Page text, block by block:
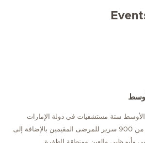
الأوسط ستة مستشفيات في دولة الإمارات
العربية المتحدة مع أكثر من 900 سرير للمرضى المقيمين بالإضافة إلى